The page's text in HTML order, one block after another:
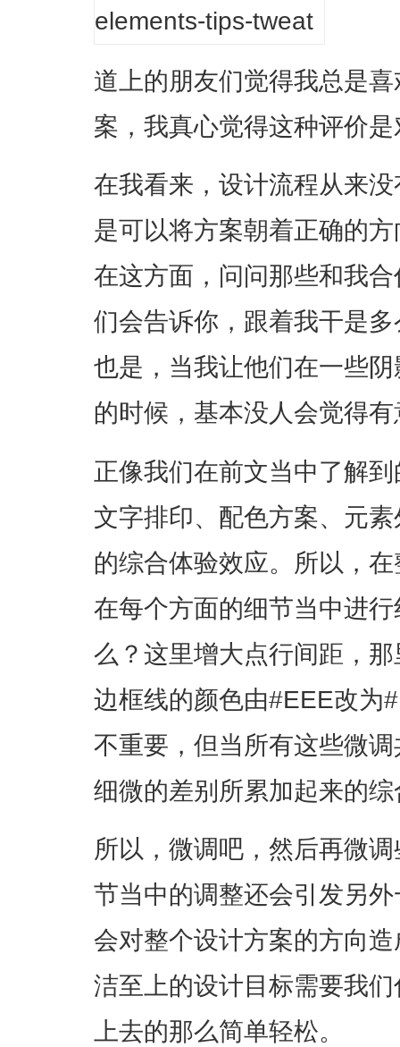
道上的朋友们觉得我总是
案，我真心觉得这种评价
在我看来，设计流程从来
是可以将方案朝着正确的
在这方面，问问那些和我
们会告诉你，跟着我干是
也是，当我让他们在一些
的时候，基本没人会觉得
正像我们在前文当中了解
文字排印、配色方案、元
的综合体验效应。所以，
在每个方面的细节当中进
么？这里增大点行间距，
边框线的颜色由#EEE改为
不重要，但当所有这些微
细微的差别所累加起来的
所以，微调吧，然后再微
节当中的调整还会引发另
会对整个设计方案的方向
洁至上的设计目标需要我
上去的那么简单轻松。